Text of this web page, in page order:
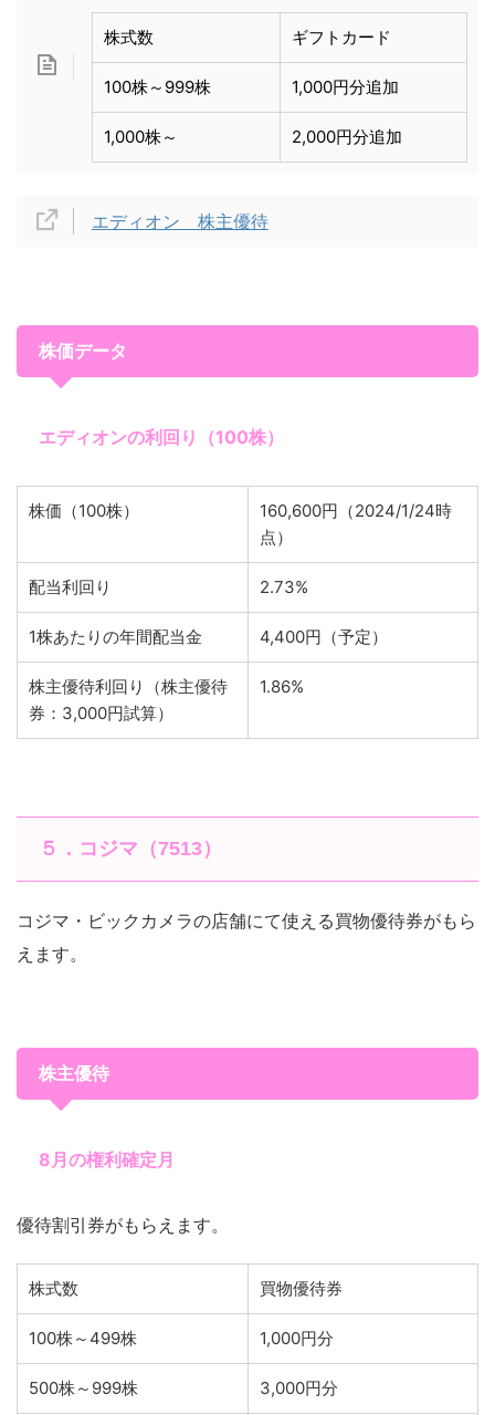
株式数 ギフトカード
100株～999株 1,000円分追加
1,000株～ 2,000円分追加
エディオン 株主優待
株価データ
エディオンの利回り（100株）
株価（100株）
160,600円（2024/1/24時
点）
配当利回り 2.73%
1株あたりの年間配当金 4,400円（予定）
株主優待利回り（株主優待
券：3,000円試算）
1.86%
５．コジマ（7513）
コジマ・ビックカメラの店舗にて使える買物優待券がもら
えます。
株主優待
8月の権利確定月
優待割引券がもらえます。
株式数 買物優待券
100株～499株 1,000円分
500株～999株 3,000円分